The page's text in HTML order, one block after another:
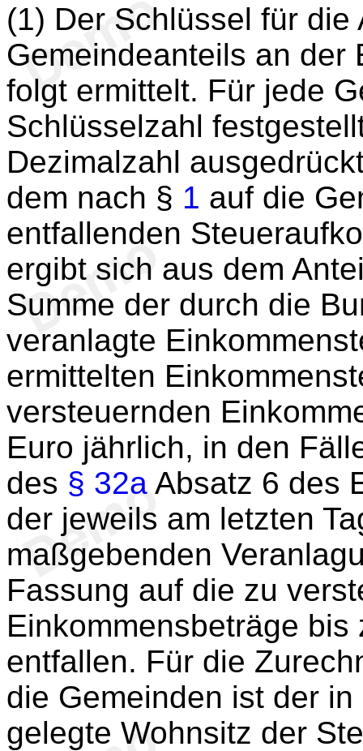
(1) Der Schlüssel für die
Gemeindeanteils an der
folgt ermittelt. Für jede
Schlüsselzahl
Dezimalzahl
dem nach § 1 auf die
entfallenden
ergibt sich aus dem
Summe der durch die
veranlagte
ermittelten
versteuernden
Euro jährlich, in den
des § 32a Absatz 6 des
der jeweils am letzten
maßgebenden
Fassung auf die zu
Einkommensbeträge
entfallen. Für die
die Gemeinden ist der
gelegte Wohnsitz der